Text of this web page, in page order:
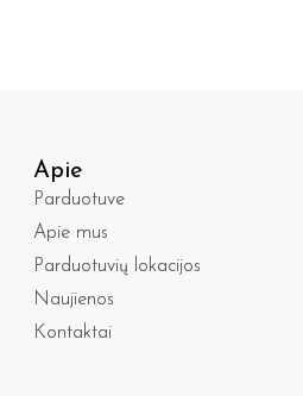
Apie
Parduotuve
Apie mus
Parduotuvių lokacijos
Naujienos
Kontaktai